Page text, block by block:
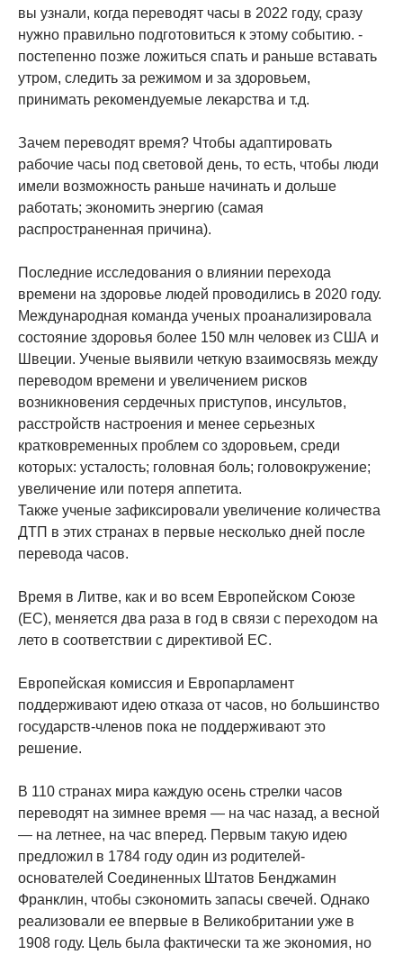
вы узнали, когда переводят часы в 2022 году, сразу
нужно правильно подготовиться к этому событию. -
постепенно позже ложиться спать и раньше вставать
утром, следить за режимом и за здоровьем,
принимать рекомендуемые лекарства и т.д.
Зачем переводят время? Чтобы адаптировать
рабочие часы под световой день, то есть, чтобы люди
имели возможность раньше начинать и дольше
работать; экономить энергию (самая
распространенная причина).
Последние исследования о влиянии перехода
времени на здоровье людей проводились в 2020 году.
Международная команда ученых проанализировала
состояние здоровья более 150 млн человек из США и
Швеции. Ученые выявили четкую взаимосвязь между
переводом времени и увеличением рисков
возникновения сердечных приступов, инсультов,
расстройств настроения и менее серьезных
кратковременных проблем со здоровьем, среди
которых: усталость; головная боль; головокружение;
увеличение или потеря аппетита.
Также ученые зафиксировали увеличение количества
ДТП в этих странах в первые несколько дней после
перевода часов.
Время в Литве, как и во всем Европейском Союзе
(ЕС), меняется два раза в год в связи с переходом на
лето в соответствии с директивой ЕС.
Европейская комиссия и Европарламент
поддерживают идею отказа от часов, но большинство
государств-членов пока не поддерживают это
решение.
В 110 странах мира каждую осень стрелки часов
переводят на зимнее время — на час назад, а весной
— на летнее, на час вперед. Первым такую ​​идею
предложил в 1784 году один из родителей-
основателей Соединенных Штатов Бенджамин
Франклин, чтобы сэкономить запасы свечей. Однако
реализовали ее впервые в Великобритании уже в
1908 году. Цель была фактически та же экономия, но